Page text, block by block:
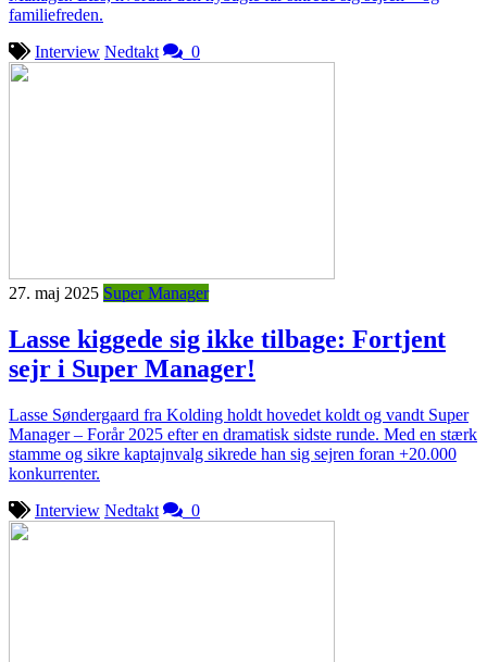
familiefreden.
Interview Nedtakt 0
27. maj 2025 Super Manager
Lasse kiggede sig ikke tilbage: Fortjent
sejr i Super Manager!
Lasse Søndergaard fra Kolding holdt hovedet koldt og vandt Super
Manager – Forår 2025 efter en dramatisk sidste runde. Med en stærk
stamme og sikre kaptajnvalg sikrede han sig sejren foran +20.000
konkurrenter.
Interview Nedtakt 0